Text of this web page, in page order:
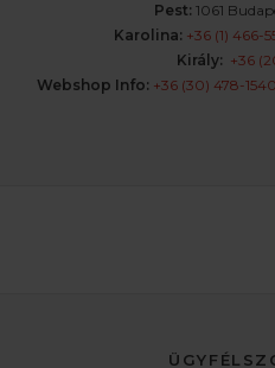
Pest: 1061
Karolina: +36 (1) 466-
Király: +36
Webshop Info: +36 (30) 478-1540